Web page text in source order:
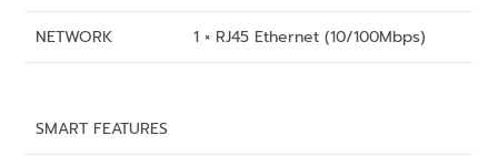
NETWORK 1 × RJ45 Ethernet (10/100Mbps)
SMART FEATURES